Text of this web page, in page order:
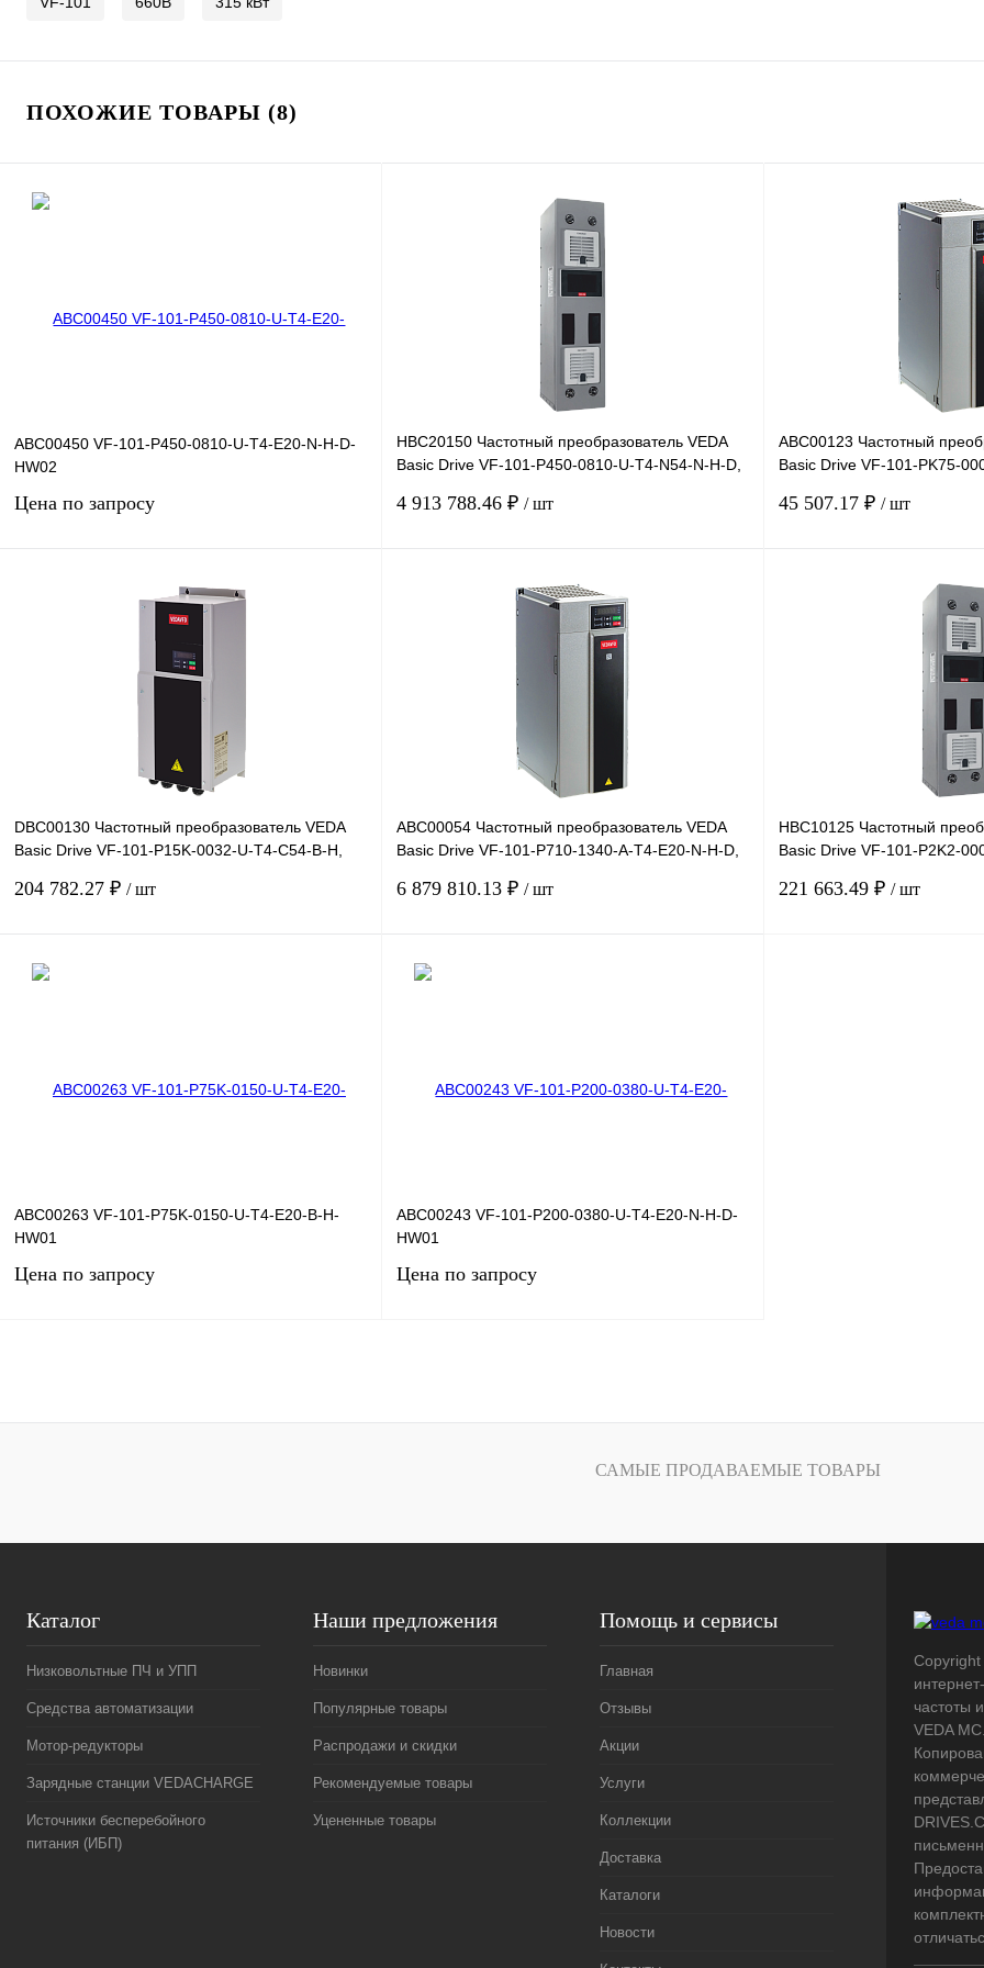
ПОХОЖИЕ ТОВАРЫ (8)
ABC00450 VF-101-P450-0810-U-T4-E20-N-H-D-
HW02
Цена по запросу
Запросить цену
HBC20150 Частотный преобразователь VEDA
Basic Drive VF-101-P450-0810-U-T4-N54-N-H-D,
4 913 788.46 ₽ / шт
В корзину
Сравнение
ABC00123 Частотный
Basic Drive VF-101-PK75-
45 507.17 ₽ / шт
DBC00130 Частотный преобразователь VEDA
Basic Drive VF-101-P15K-0032-U-T4-C54-B-H,
204 782.27 ₽ / шт
ABC00054 Частотный преобразователь VEDA
Basic Drive VF-101-P710-1340-A-T4-E20-N-H-D,
6 879 810.13 ₽ / шт
HBC10125 Частотный
Basic Drive VF-101-P2K2-
221 663.49 ₽ / шт
ABC00263 VF-101-P75K-0150-U-T4-E20-B-H-
HW01
Цена по запросу
Купить в 1 клик Сравнение
ABC00243 VF-101-P200-0380-U-T4-E20-N-H-D-
HW01
Цена по запросу
Купить в 1 клик Сравнение
САМЫЕ ПРОДАВАЕМЫЕ ТОВАРЫ
Каталог
Низковольтные ПЧ и УПП
Средства автоматизации
Мотор-редукторы
Зарядные станции VEDACHARGE
Источники бесперебойного
питания (ИБП)
Наши предложения
Новинки
Популярные товары
Распродажи и скидки
Рекомендуемые товары
Уцененные товары
Помощь и сервисы
Главная
Отзывы
Акции
Услуги
Коллекции
Доставка
Каталоги
Новости
частоты
VEDA